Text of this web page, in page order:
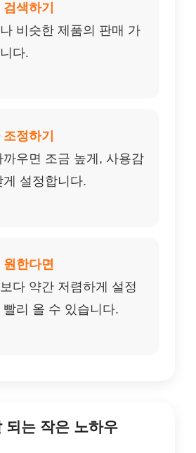
색하기
비슷한 제품의 판매 가
다.
정하기
우면 조금 높게, 사용감
설정합니다.
한다면
다 약간 저렴하게 설정
리 올 수 있습니다.
되는 작은 노하우